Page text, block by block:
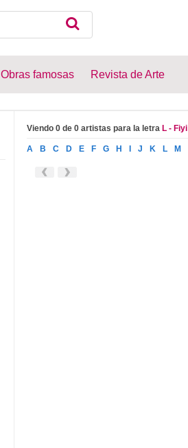
Obras famosas Revista de Arte
Viendo 0 de 0 artistas para la letra L - Fiyi
A B C D E F G H J K L M